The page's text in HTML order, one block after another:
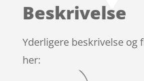
kundebedø
Beskrivelse
Yderligere beskrivelse og
her: